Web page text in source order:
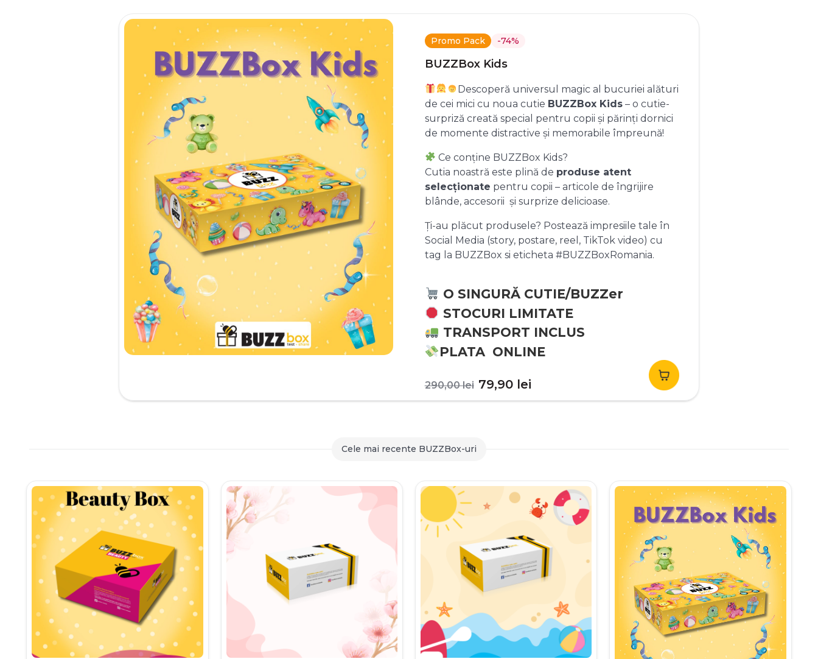
Promo Pack -74%
BUZZBox Kids
Descoperă universul magic al bucuriei alături
de cei mici cu noua cutie BUZZBox Kids– o cutie-
surpriză creată special pentru copii și părinți dornici
de momente distractive și memorabile împreună!
Ce conține BUZZBox Kids?
Cutia noastră este plină de produse atent
selecționate pentru copii – articole de îngrijire
blânde, accesorii și surprize delicioase.
Ți-au plăcut produsele? Postează impresiile tale în
Social Media (story, postare, reel, TikTok video) cu
tag la BUZZBox si eticheta #BUZZBoxRomania.
O SINGURĂ CUTIE/BUZZer
STOCURI LIMITATE
TRANSPORT INCLUS
PLATA ONLINE
290,00lei Prețul
inițial
79,90 leiPrețul
curent
Cele mai recente BUZZBox-uri